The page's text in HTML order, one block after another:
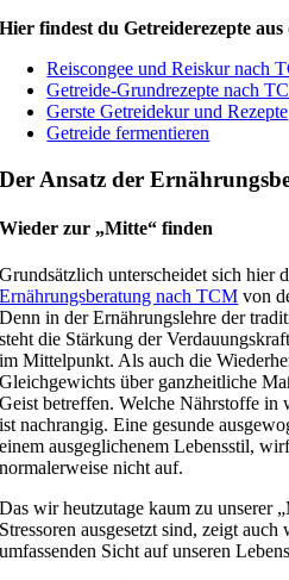
Hier findest du Getreiderezepte
Reiscongee und Reiskur nach
Getreide-Grundrezepte nach
Gerste Getreidekur und Rezepte
Getreide fermentieren
Der Ansatz der
Wieder zur „Mitte“ finden
Grundsätzlich unterscheidet sich hier
Ernährungsberatung nach TCM von
Denn in der Ernährungslehre der
steht die Stärkung der
im Mittelpunkt. Als auch die
Gleichgewichts über ganzheitliche
Geist betreffen. Welche Nährstoffe in
ist nachrangig. Eine gesunde
einem ausgeglichenem Lebensstil,
normalerweise nicht auf.
Das wir heutzutage kaum zu unserer
Stressoren ausgesetzt sind, zeigt
umfassenden Sicht auf unseren